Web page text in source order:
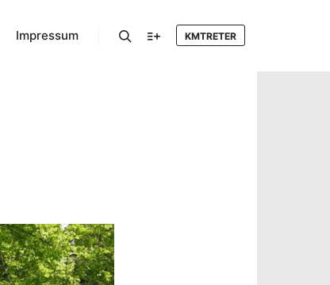
Impressum KMTRETER